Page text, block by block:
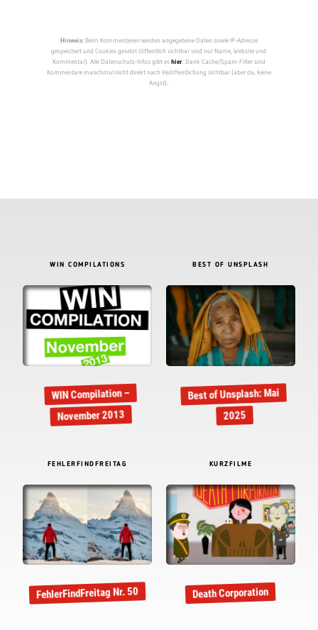
Hinweis:Beim Kommentieren werden angegebene Daten sowie IP-Adresse
gespeichert und Cookies gesetzt (öffentlich sichtbar sind nur Name, Website und
Kommentar). Alle Datenschutz-Infos gibt eshier. Dank Cache/Spam-Filter sind
Kommentare manchmal nicht direkt nach Veröffentlichung sichtbar (aber da, keine
Angst).
WIN COMPILATIONS
WIN Compilation –
November 2013
BEST OF UNSPLASH
Best of Unsplash: Mai
2025
FEHLERFINDFREITAG
FehlerFindFreitag Nr. 50
KURZFILME
Death Corporation